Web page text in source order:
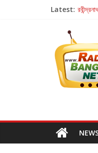
Latest:
হাওয়া